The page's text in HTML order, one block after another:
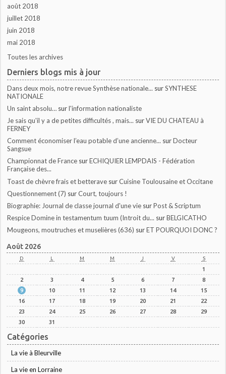
août 2018
juillet 2018
juin 2018
mai 2018
Toutes les archives
Derniers blogs mis à jour
Dans deux mois, notre revue Synthèse nationale... surSYNTHESE
NATIONALE
Un saint absolu… surl'information nationaliste
Je sais qu'il y a de petites difficultés , mais... surVIE DU CHATEAU à
FERNEY
Comment économiser l’eau potable d’une ancienne... surDocteur
Sangsue
Championnat de France surECHIQUIER LEMPDAIS - Fédération
Française des...
Toast de chèvre frais et betterave surCuisine Toulousaine et Occitane
Questionnement (7) surCourt, toujours !
Biographie: Journal de classe journal d'une vie surPost & Scriptum
Respice Domine in testamentum tuum (Introit du... surBELGICATHO
Mougeons, moutruches et muselières (636) surET POURQUOI DONC ?
Août 2026
D L M M J V S
1
2
3 4 5 6 7
8
9
10 11 12 13 14
15
16
17 18 19 20 21
22
23
24 25 26 27 28
29
30
31
Catégories
La vie à Bleurville
La vie en Lorraine